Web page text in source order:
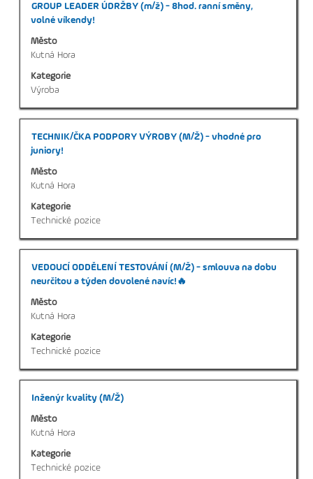
Titul
GROUP LEADER ÚDRŽBY (m/ž) - 8hod. ranní směny,
volné víkendy!
Město
Kutná Hora
Kategorie
Výroba
Vyberte
mezerníkem
zobrazení
veškerých
o
profesi.
Titul
TECHNIK/ČKA PODPORY VÝROBY (M/Ž) - vhodné pro
juniory!
Město
Kutná Hora
Kategorie
Technické pozice
Vyberte
mezerníkem
zobrazení
veškerých
o
profesi.
Titul
VEDOUCÍ ODDĚLENÍ TESTOVÁNÍ (M/Ž) - smlouva na dobu
neurčitou a týden dovolené navíc!🔥
Město
Kutná Hora
Kategorie
Technické pozice
Vyberte
mezerníkem
zobrazení
veškerých
o
profesi.
Titul
Inženýr kvality (M/Ž)
Město
Kutná Hora
Kategorie
Technické pozice
Vyberte
mezerníkem
zobrazení
informací
o